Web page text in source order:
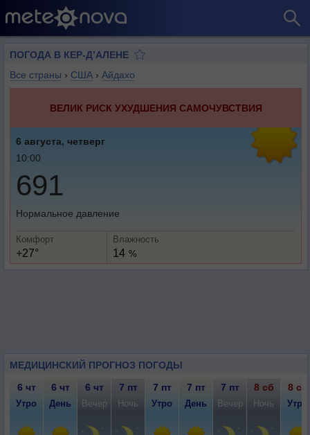
ПОГОДА В КЕР-Д’АЛЕНЕ
Все страны › США › Айдахо
ВЕЛИК РИСК УХУДШЕНИЯ САМОЧУВСТВИЯ
6 августа, четверг
10:00
691
Нормальное давление
Комфорт
+27°
Влажность
14 %
МЕДИЦИНСКИЙ ПРОГНОЗ ПОГОДЫ
6 чт 6 чт 6 чт 7 пт 7 пт 7 пт 7 пт 8 сб 8 сб
Утро День Вечер Ночь Утро День Вечер Ночь Утро